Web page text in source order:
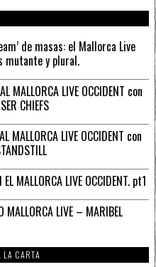
de masas: el Mallorca Live
mutante y plural.
MALLORCA LIVE OCCIDENT con
CHIEFS
MALLORCA LIVE OCCIDENT con
MALLORCA LIVE OCCIDENT. pt1
MALLORCA LIVE – MARIBEL
LA CARTA